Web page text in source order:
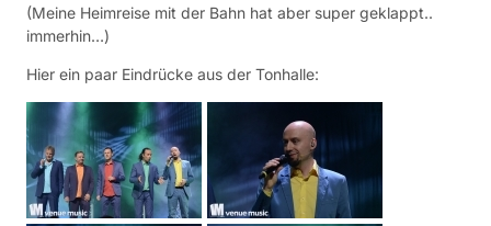
(Meine Heimreise mit der Bahn hat aber super geklappt..
immerhin…)
Hier ein paar Eindrücke aus der Tonhalle: